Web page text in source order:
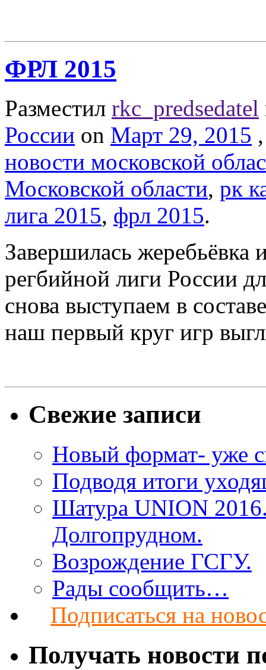
ФРЛ 2015
Разместил rkc_predsedatel
России on Март 29, 2015
новости московской
Московской области, рк
лига 2015, фрл 2015.
Завершилась жеребьёвка
регбийной лиги России
снова выступаем в
наш первый круг игр
Свежие записи
Новый формат- уже
Подводя итоги
Шатура UNION
Долгопрудном.
Возрождение ГСГУ.
Рады сообщить…
Подписаться на
Получать новости